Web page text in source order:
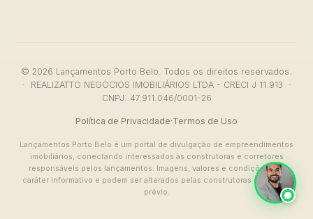
© 2026 Lançamentos Porto Belo. Todos os direitos reservados.
· REALIZATTO NEGÓCIOS IMOBILIÁRIOS LTDA - CRECI J 11.913 ·
CNPJ: 47.911.046/0001-26
Política de Privacidade·Termos de Uso
Lançamentos Porto Belo é um portal de divulgação de empreendimentos
imobiliários, conectando interessados às construtoras e corretores
responsáveis pelos lançamentos. Imagens, valores e condições têm
caráter informativo e podem ser alterados pelas construtoras sem aviso
prévio.